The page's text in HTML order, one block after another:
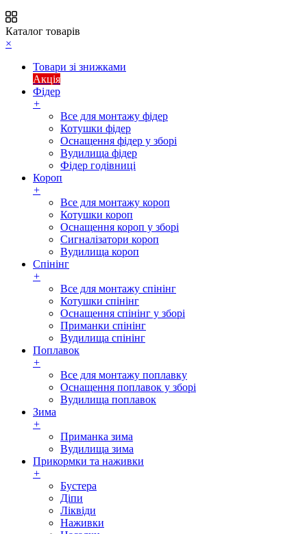
Каталог товарів
×
Товари зі знижками
Акція
Фідер
+
Все для монтажу фідер
Котушки фідер
Оснащення фідер у зборі
Вудилища фідер
Фідер годівниці
Короп
+
Все для монтажу короп
Котушки короп
Оснащення короп у зборі
Сигналізатори короп
Вудилища короп
Спінінг
+
Все для монтажу спінінг
Котушки спінінг
Оснащення спінінг у зборі
Приманки спінінг
Вудилища спінінг
Поплавок
+
Все для монтажу поплавку
Оснащення поплавок у зборі
Вудилища поплавок
Зима
+
Приманка зима
Вудилища зима
Прикормки та наживки
+
Бустера
Діпи
Ліквіди
Наживки